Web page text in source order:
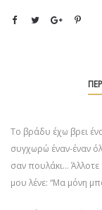
Το βράδυ έχω βρει
συγχωρώ έναν-έναν
σαν πουλάκι…
µου λένε: “Μα µόνη